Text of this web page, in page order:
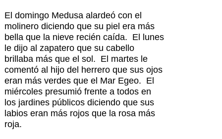
El domingo Medusa alardeó con el
molinero diciendo que su piel era más
bella que la nieve recién caída. El lunes
le dijo al zapatero que su cabello
brillaba más que el sol. El martes le
comentó al hijo del herrero que sus ojos
eran más verdes que el Mar Egeo. El
miércoles presumió frente a todos en
los jardines públicos diciendo que sus
labios eran más rojos que la rosa más
roja.